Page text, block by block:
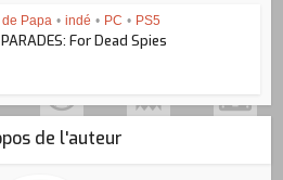
Papa • indé • PC • PS5
PARADES: For Dead Spies
de l'auteur